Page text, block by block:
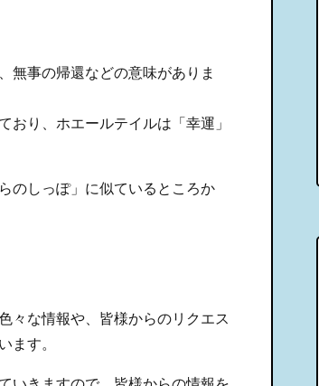
無事の帰還などの意味がありま
り、ホエールテイルは「幸運」
のしっぽ」に似ているところか
な情報や、皆様からのリクエス
ます。